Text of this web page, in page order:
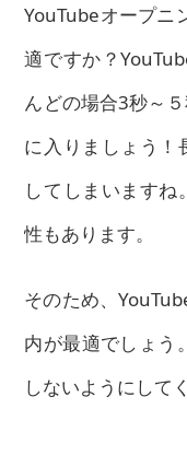
YouTubeオープニ
適ですか？
んどの場合3秒～
に入りましょう！
してしまいます
性もあります。
そのため、
内が最適でしょう
しないようにして